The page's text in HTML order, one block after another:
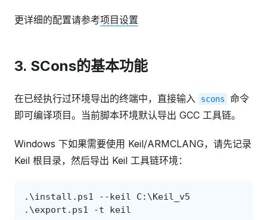
更详细的配置请参考项目设置
3. SCons的基本功能
在已经执行过环境导出的终端中，直接输入 scons
命令
即可编译项目。当前脚本环境默认导出 GCC 工具链。
Windows 下如果需要使用 Keil/ARMCLANG，请先记录
Keil 根目录，然后导出 Keil 工具链环境：
.\install . ps1 - -keil C :\Keil_v5
.\export . ps1 -t keil